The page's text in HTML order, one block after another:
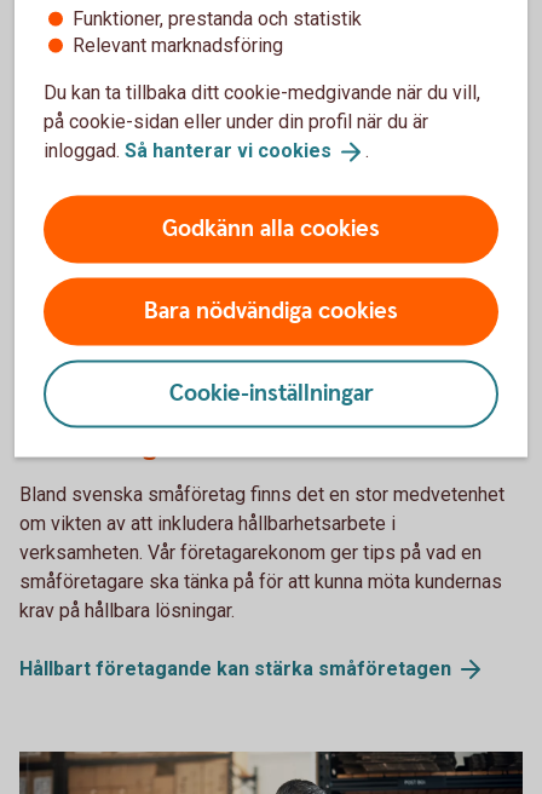
Checklistor förhållbarhetsarbetet
Young woman working in an industrial company reaching for
tools
Hållbart företagande kan stärka
Bland svenska småföretag finns det en stor medvetenhet
om vikten av att inkludera hållbarhetsarbete i
verksamheten. Vår företagarekonom ger tips på vad en
småföretagare ska tänka på för att kunna möta kundernas
krav på hållbara lösningar.
Hållbart företagande kan stärka småföretagen
Funktioner, prestanda och statistik
Relevant marknadsföring
Du kan ta tillbaka ditt cookie-medgivande när du vill,
på cookie-sidan eller under din profil när du är
inloggad. Så hanterar vi cookies .
Godkänn alla cookies
Bara nödvändiga cookies
Cookie-inställningar